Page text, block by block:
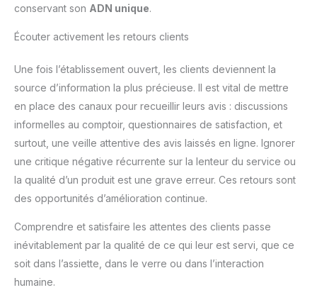
conservant son ADN unique.
Écouter activement les retours clients
Une fois l’établissement ouvert, les clients deviennent la
source d’information la plus précieuse. Il est vital de mettre
en place des canaux pour recueillir leurs avis : discussions
informelles au comptoir, questionnaires de satisfaction, et
surtout, une veille attentive des avis laissés en ligne. Ignorer
une critique négative récurrente sur la lenteur du service ou
la qualité d’un produit est une grave erreur. Ces retours sont
des opportunités d’amélioration continue.
Comprendre et satisfaire les attentes des clients passe
inévitablement par la qualité de ce qui leur est servi, que ce
soit dans l’assiette, dans le verre ou dans l’interaction
humaine.